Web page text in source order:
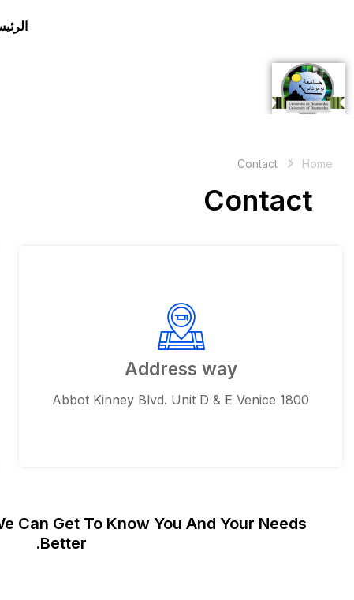
Home
Contact
Contact
Address way
1800 Abbot Kinney Blvd. Unit D & E Venice
Can Get To Know You And Your Needs
Better.